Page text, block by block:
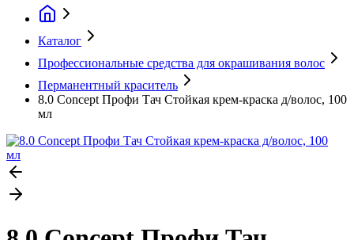
Каталог
Профессиональные средства для окрашивания волос
Перманентный краситель
8.0 Concept Профи Тач Стойкая крем-краска д/волос, 100
мл